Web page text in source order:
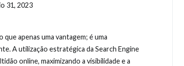
31, 2023
apenas uma vantagem; é uma
A utilização estratégica da Search Engine
online, maximizando a visibilidade e a